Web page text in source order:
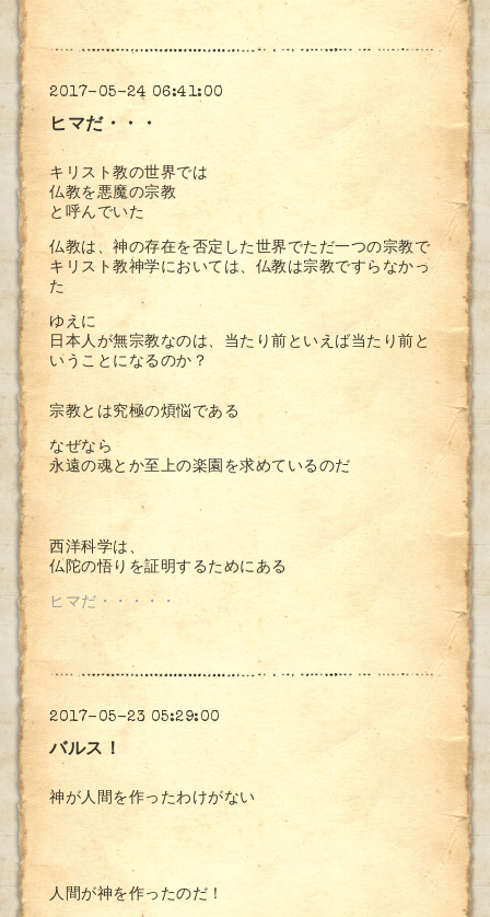
2017-05-24 06:41:00
ヒマだ・・・
キリスト教の世界では
仏教を悪魔の宗教
と呼んでいた
仏教は、神の存在を否定した世界でただ一つの宗教で
キリスト教神学においては、仏教は宗教ですらなかっ
た
ゆえに
日本人が無宗教なのは、当たり前といえば当たり前と
いうことになるのか？
宗教とは究極の煩悩である
なぜなら
永遠の魂とか至上の楽園を求めているのだ
西洋科学は、
仏陀の悟りを証明するためにある
ヒマだ・・・・・
2017-05-23 05:29:00
バルス！
神が人間を作ったわけがない
人間が神を作ったのだ！